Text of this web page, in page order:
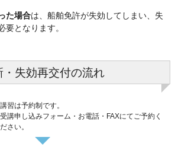
た場合は、船舶免許が失効してしまい、失
要となります。
・失効再交付の流れ
講習は予約制です。
受講申し込みフォーム・お電話・FAXにてご予約く
ださい。